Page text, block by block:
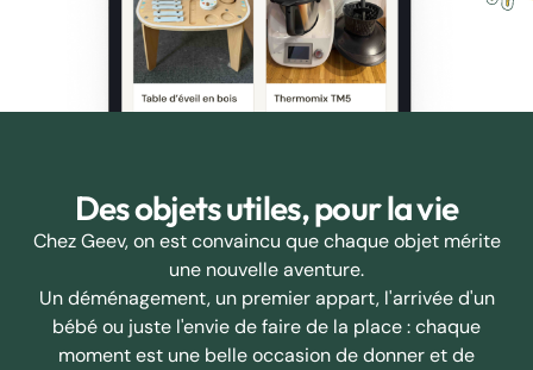
Des objets utiles, pour la vie
Chez Geev, on est convaincu que chaque objet mérite
une nouvelle aventure.
Un déménagement, un premier appart, l'arrivée d'un
bébé ou juste l'envie de faire de la place : chaque
moment est une belle occasion de donner et de